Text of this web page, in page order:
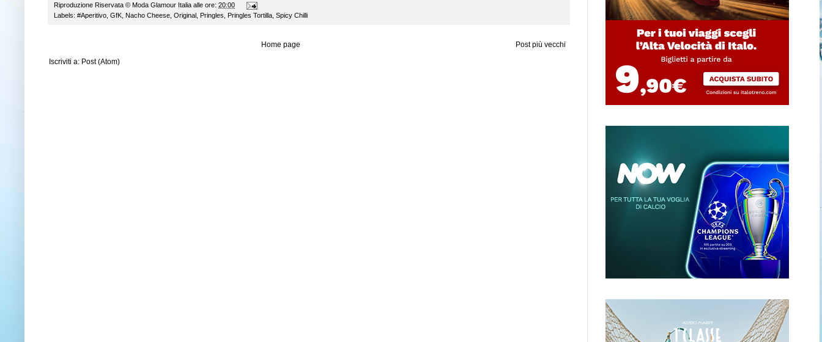
Riproduzione Riservata © Moda Glamour Italia alle ore: 20:00
Labels: #Aperitivo GfK Nacho Cheese Original Pringles Pringles Tortilla Spicy Chilli
Post più vecchi
Home page
Iscriviti a: Post (Atom)